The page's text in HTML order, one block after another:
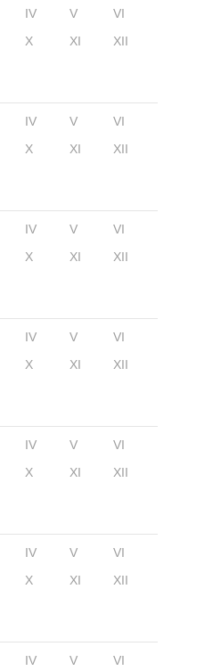
IV V
VI
X XI XII
IV V
VI
X XI XII
IV V
VI
X XI XII
IV V
VI
X XI XII
IV V
VI
X XI XII
IV V
VI
X XI XII
IV V VI